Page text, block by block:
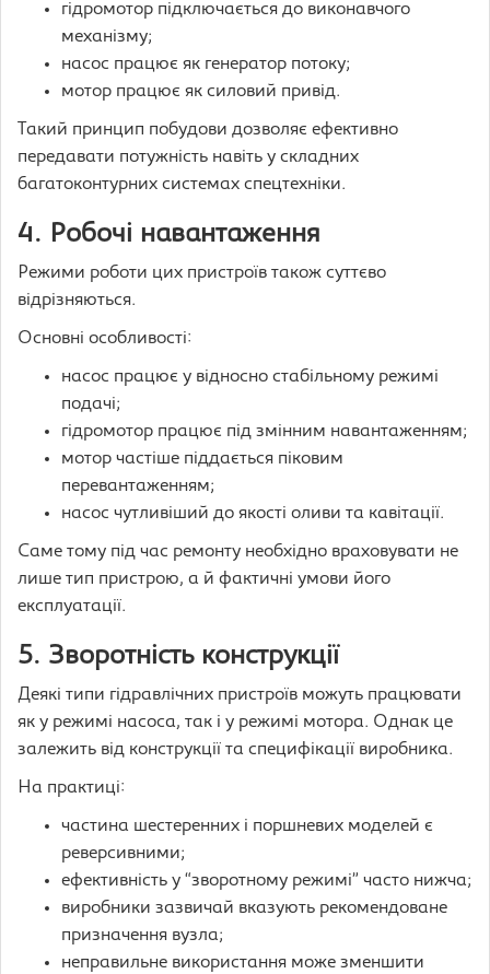
гідромотор підключається до виконавчого
механізму;
насос працює як генератор потоку;
мотор працює як силовий привід.
Такий принцип побудови дозволяє ефективно
передавати потужність навіть у складних
багатоконтурних системах спецтехніки.
4. Робочі навантаження
Режими роботи цих пристроїв також суттєво
відрізняються.
Основні особливості:
насос працює у відносно стабільному режимі
подачі;
гідромотор працює під змінним навантаженням;
мотор частіше піддається піковим
перевантаженням;
насос чутливіший до якості оливи та кавітації.
Саме тому під час ремонту необхідно враховувати не
лише тип пристрою, а й фактичні умови його
експлуатації.
5. Зворотність конструкції
Деякі типи гідравлічних пристроїв можуть працювати
як у режимі насоса, так і у режимі мотора. Однак це
залежить від конструкції та специфікації виробника.
На практиці:
частина шестеренних і поршневих моделей є
реверсивними;
ефективність у “зворотному режимі” часто нижча;
виробники зазвичай вказують рекомендоване
призначення вузла;
неправильне використання може зменшити